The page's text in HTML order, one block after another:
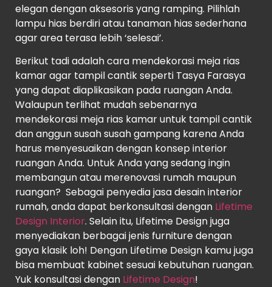
elegan dengan aksesoris yang ramping. Pilihlah
lampu hias berdiri atau tanaman hias sederhana
agar area terasa lebih ‘selesai’.
Berikut tadi adalah cara mendekorasi meja rias
kamar agar tampil cantik seperti Tasya Farasya
yang dapat diaplikasikan pada ruangan Anda.
Walaupun terlihat mudah sebenarnya
mendekorasi meja rias kamar untuk tampil cantik
dan anggun susah susah gampang karena Anda
harus menyesuaikan dengan konsep interior
ruangan Anda. Untuk Anda yang sedang ingin
membangun atau merenovasi rumah maupun
ruangan? Sebagai penyedia jasa desain interior
rumah, anda dapat berkonsultasi dengan Lifetime
Design Interior. Selain itu, Lifetime Design juga
menyediakan berbagai jenis furniture dengan
gaya klasik loh! Dengan Lifetime Design kamu juga
bisa membuat kabinet sesuai kebutuhan ruangan.
Yuk konsultasi dengan Lifetime Design!